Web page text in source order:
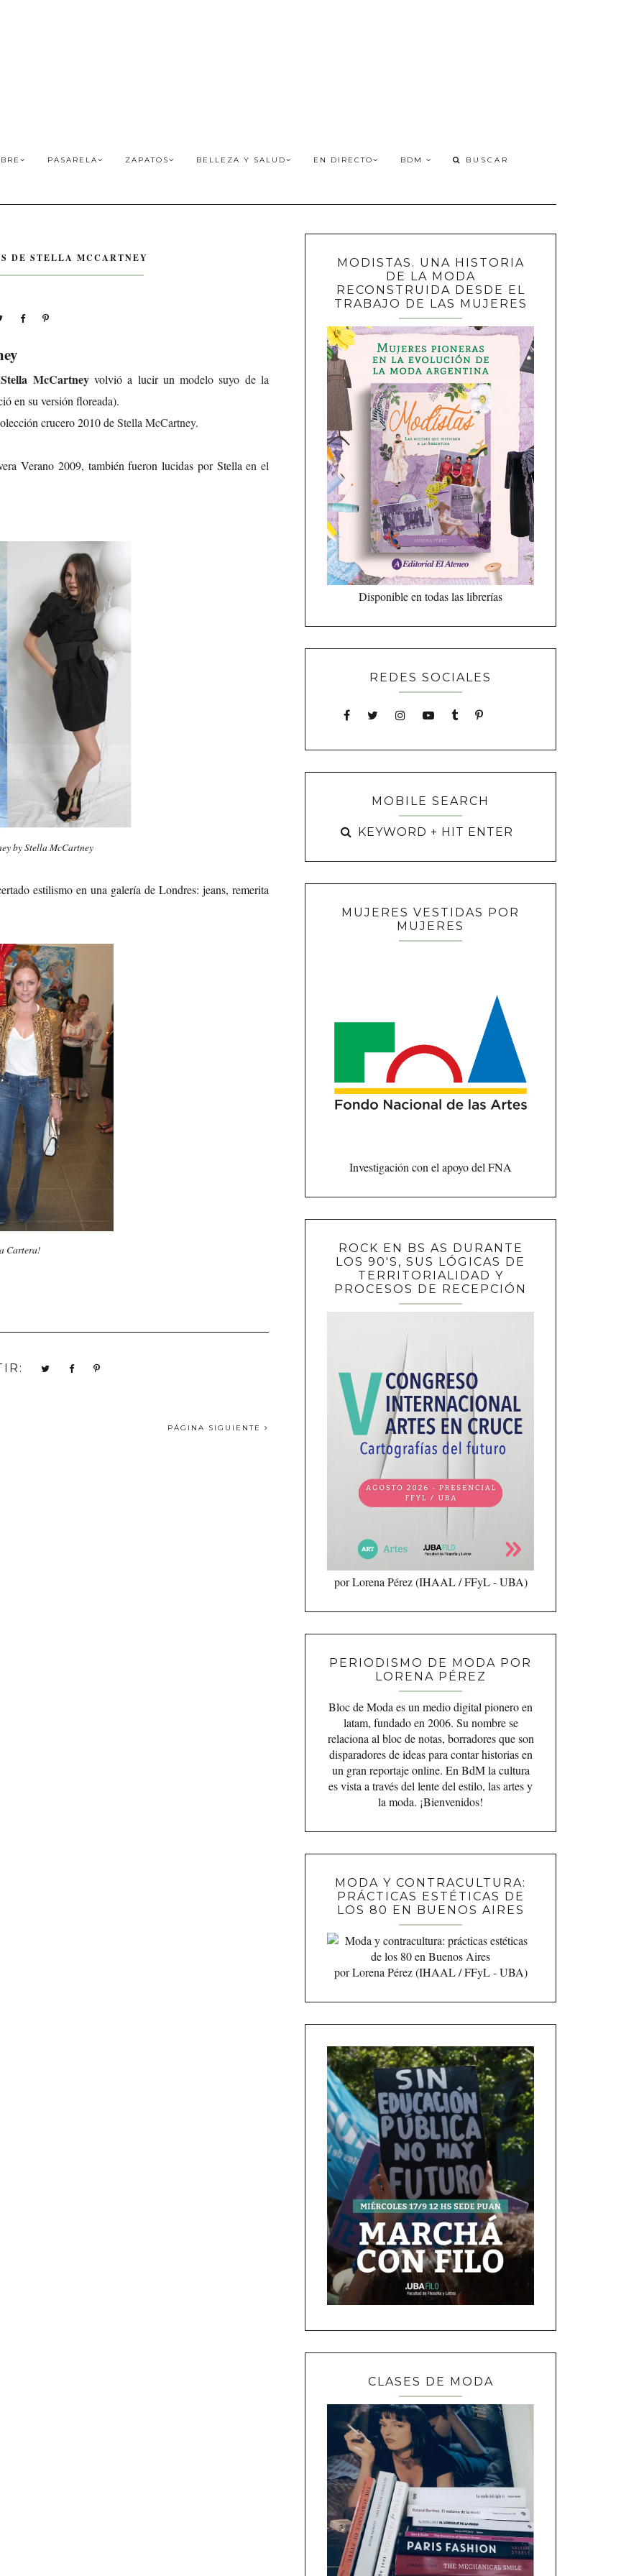
PASARELA ZAPATOS BELLEZA Y SALUD EN DIRECTO BDM
DE STELLA MCCARTNEY
Stella McCartneyvolvió a lucir unmodelo suyo de la
en su versión floreada).
crucero 2010 deStella McCartney.
Verano 2009, también fueron lucidas por Stellaen el
by Stella McCartney
estilismo en una galería de Londres: jeans, remerita
Cartera!
PÁGINA SIGUIENTE
MODISTAS. UNA HISTORIA
DE LA MODA
RECONSTRUIDA DESDE EL
TRABAJO DE LAS MUJERES
Disponible en todas las librerías
REDES SOCIALES
MOBILE SEARCH
MUJERES VESTIDAS POR
MUJERES
Investigación con el apoyo del FNA
ROCK EN BS AS DURANTE
LOS 90'S, SUS LÓGICAS DE
TERRITORIALIDAD Y
PROCESOS DE RECEPCIÓN
por Lorena Pérez (IHAAL / FFyL - UBA)
PERIODISMO DE MODA POR
LORENA PÉREZ
Bloc de Moda es un medio digital pionero en
latam, fundado en 2006. Su nombre se
relaciona al bloc de notas, borradores que son
disparadores de ideas para contar historias en
un gran reportaje online. En BdM la cultura
es vista a través del lente del estilo, las artes y
la moda. ¡Bienvenidos!
MODA Y CONTRACULTURA:
PRÁCTICAS ESTÉTICAS DE
LOS 80 EN BUENOS AIRES
por Lorena Pérez (IHAAL / FFyL - UBA)
CLASES DE MODA